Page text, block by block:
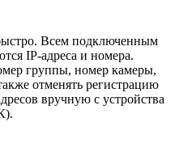
Всем подключенным
IP-адреса и номера.
группы, номер камеры,
отменять регистрацию
вручную с устройства